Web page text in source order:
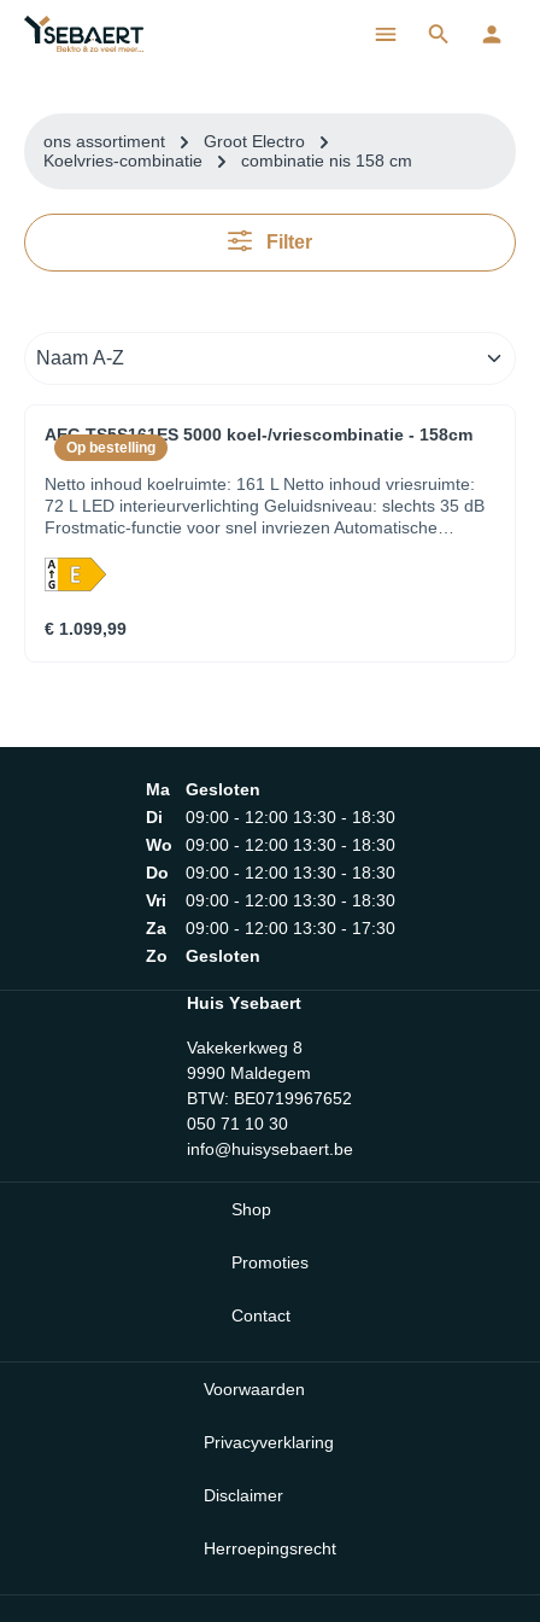
ons assortiment
Groot Electro
Koelvries-combinatie
combinatie nis 158 cm
Filter
Op bestelling
AEG TS5S161ES 5000 koel-/vriescombinatie - 158cm
Netto inhoud koelruimte: 161 L Netto inhoud vriesruimte:
72 L LED interieurverlichting Geluidsniveau: slechts 35 dB
Frostmatic-functie voor snel invriezen Automatische
gemakkelijkste manuele ontdooiing van de vriesruimte
Snelvriesfunctie Speciale lades koelgedeelte: No Trims
Akoestisch alarm bij open deur Schuiftechniek voor deur
inbouwhoogte
€ 1.099,99
Ma
Gesloten
Di
09:00 - 12:00 13:30 - 18:30
Wo
09:00 - 12:00 13:30 - 18:30
Do
09:00 - 12:00 13:30 - 18:30
Vri
09:00 - 12:00 13:30 - 18:30
Za
09:00 - 12:00 13:30 - 17:30
Zo
Gesloten
Huis Ysebaert
Vakekerkweg 8
9990 Maldegem
BTW: BE0719967652
050 71 10 30
info@huisysebaert.be
Shop
Promoties
Contact
Voorwaarden
Privacyverklaring
Disclaimer
Herroepingsrecht